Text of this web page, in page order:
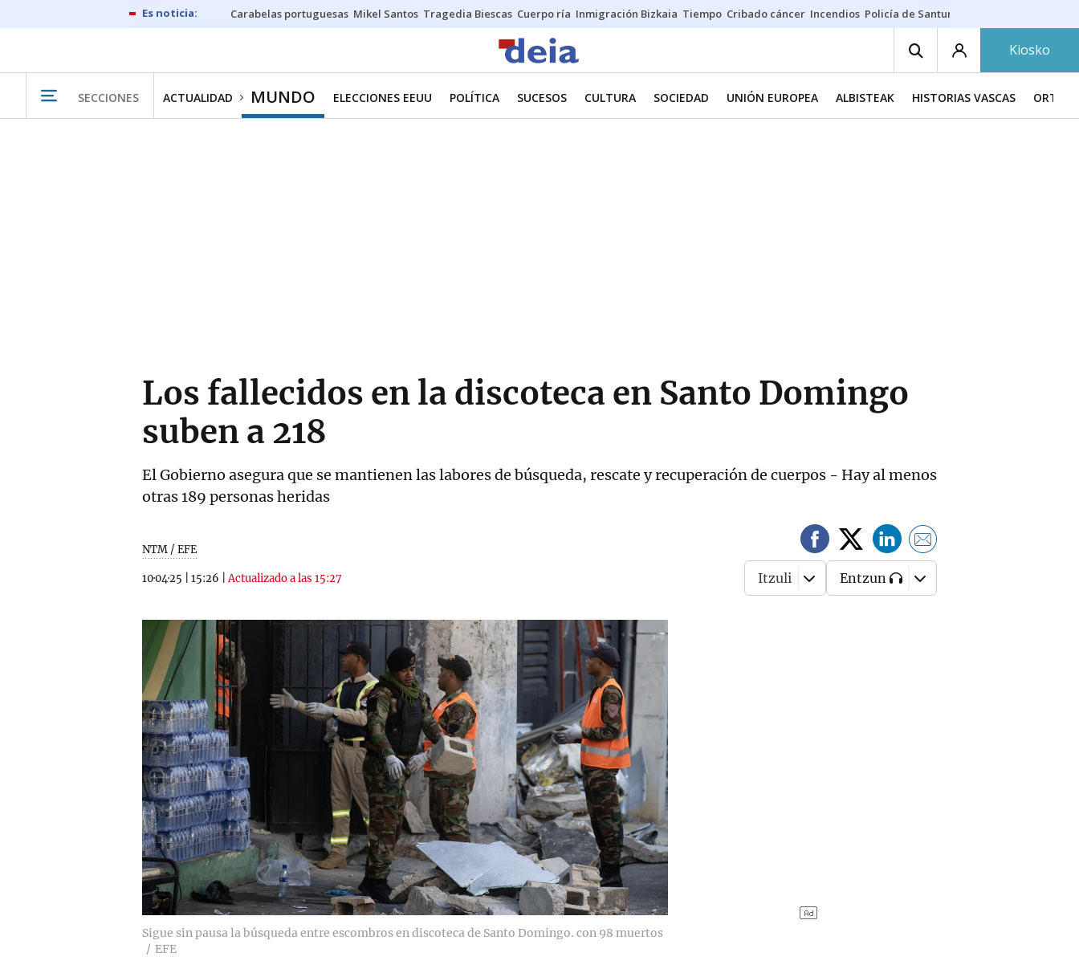
Carabelas portuguesas Mikel Santos Tragedia Biescas Cuerpo ría Inmigración Bizkaia Tiempo Cribado cáncer Incendios Policía de Santurtzi
Kiosko
SECCIONES ACTUALIDAD MUNDO ELECCIONES EEUU POLÍTICA SUCESOS CULTURA SOCIEDAD UNIÓN EUROPEA ALBISTEAK HISTORIAS VASCAS
Los fallecidos en la discoteca en Santo Domingo
suben a 218
El Gobierno asegura que se mantienen las labores de búsqueda, rescate y recuperación de cuerpos - Hay al menos
otras 189 personas heridas
NTM / EFE
10·04·25 15:26 |Actualizado a las 15:27 Itzuli Entzun
Sigue sin pausa la búsqueda entre escombros en discoteca de Santo Domingo. con 98 muertos
EFE